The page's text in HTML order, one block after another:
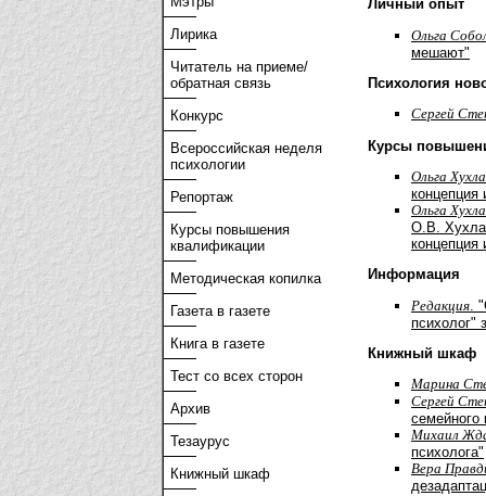
Лирика
Читатель на приеме/
обратная связь
Конкурс
Всероссийская неделя
психологии
Репортаж
Курсы повышения
квалификации
Методическая копилка
Газета в газете
Книга в газете
Тест со всех сторон
Архив
Тезаурус
Книжный шкаф
Личный опыт
Ольга
мешают"
Психология
Cергей
Курсы
Ольга
концепция
Ольга
О.В.
концепция
Информация
Редакция .
психолог"
Книжный шкаф
Марина
Cергей
семейного
Михаил
психолога"
Вера